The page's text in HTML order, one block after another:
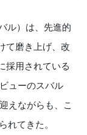
ル）は、先進的
て磨き上げ、改
採用されている
ューのスバル
えながらも、こ
れてきた。